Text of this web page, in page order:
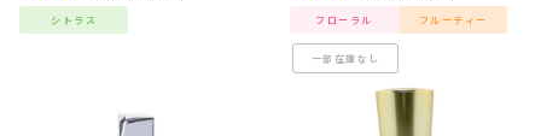
シトラス フローラル フルーティー
一部在庫なし